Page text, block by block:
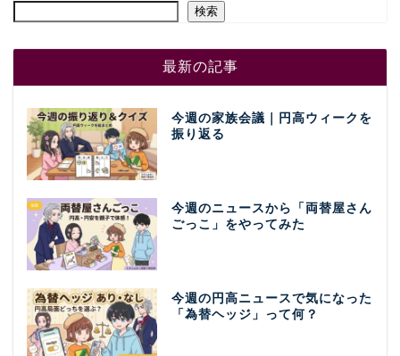
検索
最新の記事
今週の家族会議｜円高ウィークを
振り返る
今週のニュースから「両替屋さん
ごっこ」をやってみた
今週の円高ニュースで気になった
「為替ヘッジ」って何？